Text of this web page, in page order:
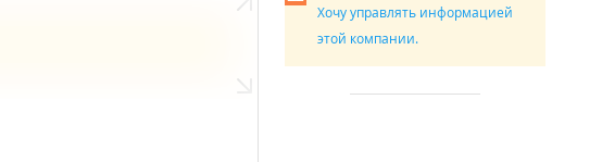
Хочу управлять информацией
этой компании.